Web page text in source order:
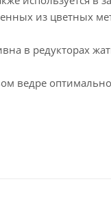
из цветных
в редукторах
ведре